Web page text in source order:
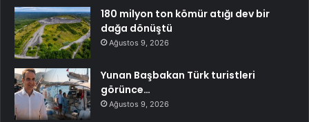
180 milyon ton kömür atığı dev bir
dağa dönüştü
Ağustos 9, 2026
Yunan Başbakan Türk turistleri
görünce…
Ağustos 9, 2026